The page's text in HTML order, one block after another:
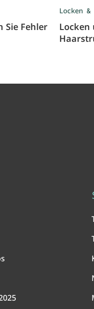
Sie Fehler
Locken
Locken